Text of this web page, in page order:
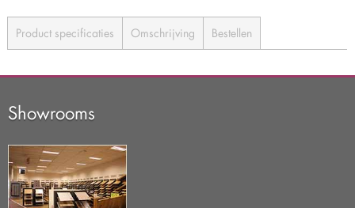
Product specificaties Omschrijving Bestellen
Showrooms